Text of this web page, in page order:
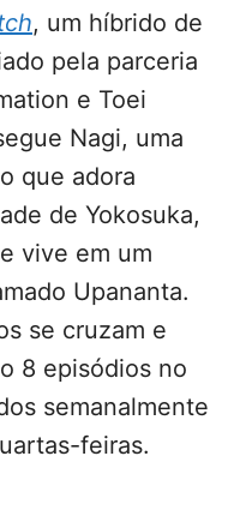
, um híbrido de
pela parceria
e Toei
Nagi, uma
que adora
de Yokosuka,
vive em um
Upananta.
se cruzam e
8 episódios no
semanalmente
feiras.